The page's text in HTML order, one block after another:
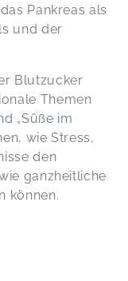
Pankreas als
und der
Blutzucker
Themen
„Süße im
wie Stress,
den
ganzheitliche
können.